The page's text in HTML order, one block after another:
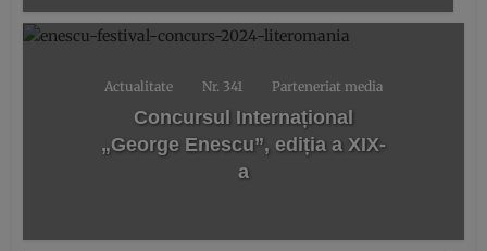
Actualitate Nr. 341 Parteneriat media
Concursul Internațional
„George Enescu”, ediția a XIX-
a